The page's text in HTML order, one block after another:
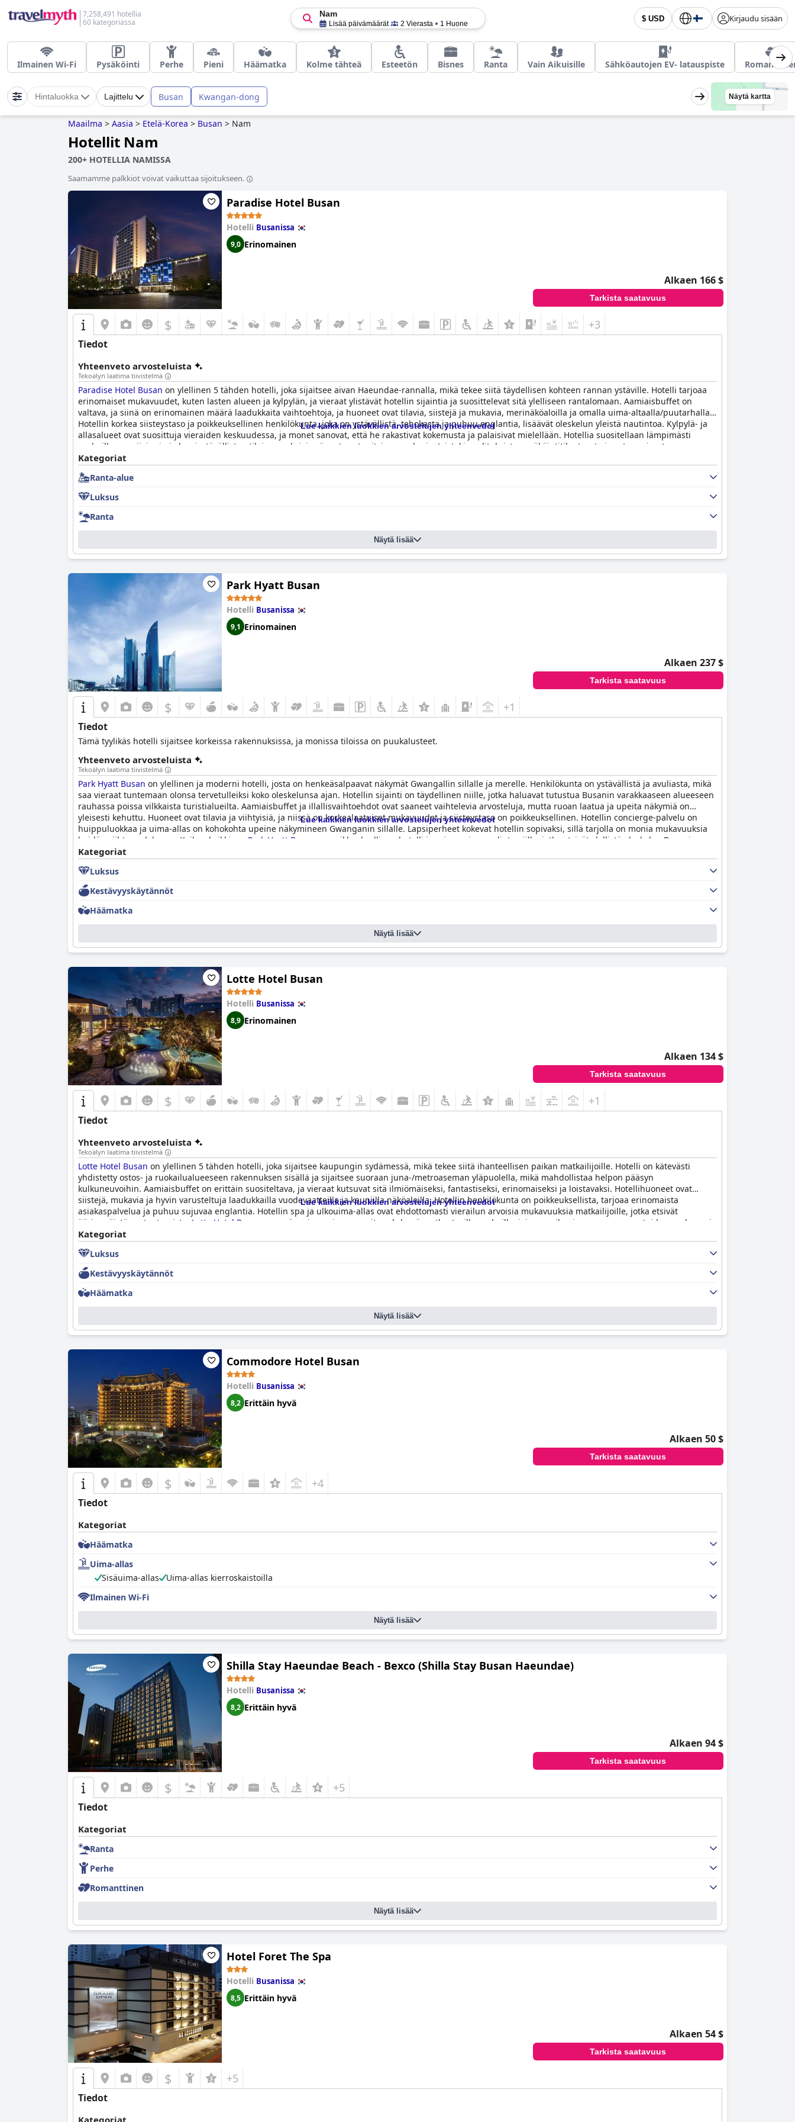
7,258,491 hotellia
60 kategoriassa
$ USD Kirjaudu sisään
Nam
Lisää päivämäärät 2 Vierasta 1 Huone
Ilmainen Wi-Fi Pysäköinti Perhe Pieni Häämatka Kolme tähteä Esteetön Bisnes Ranta Vain Aikuisille Sähköautojen EV- latauspiste
Hintaluokka Lajittelu Busan Kwangan-dong Näytä kartta
Maailma > Aasia > Etelä-Korea > Busan > Nam
Hotellit Nam
200+ HOTELLIA NAMISSA
Saamamme palkkiot voivat vaikuttaa sijoitukseen.
Paradise Hotel Busan
Hotelli Busanissa
9,0 Erinomainen
Alkaen 166 $
Tarkista saatavuus
$ +3
Tiedot
Yhteenveto arvosteluista
Tekoälyn laatima tiivistelmä
Paradise Hotel Busan on ylellinen 5 tähden hotelli, joka sijaitsee aivan Haeundae-rannalla, mikä tekee siitä täydellisen kohteen rannan ystäville. Hotelli tarjoaa
erinomaiset mukavuudet, kuten lasten alueen ja kylpylän, ja vieraat ylistävät hotellin sijaintia ja suosittelevat sitä ylelliseen rantalomaan. Aamiaisbuffet on
valtava, ja siinä on erinomainen määrä laadukkaita vaihtoehtoja, ja huoneet ovat tilavia, siistejä ja mukavia, merinäköaloilla ja omalla uima-altaalla/puutarhalla.
Hotellin korkea siisteystaso ja poikkeuksellinen henkilökunta, joka on ystävällistä, tehokasta ja puhuu englantia, lisäävät oleskelun yleistä nautintoa. Kylpylä- ja
allasalueet ovat suosittuja vieraiden keskuudessa, ja monet sanovat, että he rakastivat kokemusta ja palaisivat mielellään. Hotellia suositellaan lämpimästi
perheille sen sijainnin ja lapsiystävällisten tilojen vuoksi, ja sängyt ovat erityisen mukavia. Joistakin valituksista pysäköintitilanteesta ja satunnaisesta
työntekijöiden töykeydestä huolimatta
pariskunnille, jotka etsivät romanttista lomaa henkeäsalpaavilla näkymillä sekä rentouttavalla kylpylä- ja allasalueella.
Lue kaikkien luokkien arvostelujen yhteenvedot
Kategoriat
Ranta-alue
Luksus
Ranta
Näytä lisää
Park Hyatt Busan
Hotelli Busanissa
9,1 Erinomainen
Alkaen 237 $
Tarkista saatavuus
$ +1
Tiedot
Tämä tyylikäs hotelli sijaitsee korkeissa rakennuksissa, ja monissa tiloissa on puukalusteet.
Yhteenveto arvosteluista
Tekoälyn laatima tiivistelmä
Park Hyatt Busan on ylellinen ja moderni hotelli, josta on henkeäsalpaavat näkymät Gwangallin sillalle ja merelle. Henkilökunta on ystävällistä ja avuliasta, mikä
saa vieraat tuntemaan olonsa tervetulleiksi koko oleskelunsa ajan. Hotellin sijainti on täydellinen niille, jotka haluavat tutustua Busanin varakkaaseen alueeseen
rauhassa poissa vilkkaista turistialueilta. Aamiaisbuffet ja illallisvaihtoehdot ovat saaneet vaihtelevia arvosteluja, mutta ruoan laatua ja upeita näkymiä on
yleisesti kehuttu. Huoneet ovat tilavia ja viihtyisiä, ja niissä on korkealaatuiset mukavuudet ja siisteystaso on poikkeuksellinen. Hotellin concierge-palvelu on
huippuluokkaa ja uima-allas on kohokohta upeine näkymineen Gwanganin sillalle. Lapsiperheet kokevat hotellin sopivaksi, sillä tarjolla on monia mukavuuksia
heidän viihtyvyydekseen. Kaiken kaikkiaan Park Hyatt Busan on poikkeuksellinen hotelli ja erinomainen valinta niille, jotka etsivät ylellistä oleskelua Busanissa.
Lue kaikkien luokkien arvostelujen yhteenvedot
Kategoriat
Luksus
Kestävyyskäytännöt
Häämatka
Näytä lisää
Lotte Hotel Busan
Hotelli Busanissa
8,9 Erinomainen
Alkaen 134 $
Tarkista saatavuus
$ +1
Tiedot
Yhteenveto arvosteluista
Tekoälyn laatima tiivistelmä
Lotte Hotel Busan on ylellinen 5 tähden hotelli, joka sijaitsee kaupungin sydämessä, mikä tekee siitä ihanteellisen paikan matkailijoille. Hotelli on kätevästi
yhdistetty ostos- ja ruokailualueeseen rakennuksen sisällä ja sijaitsee suoraan juna-/metroaseman yläpuolella, mikä mahdollistaa helpon pääsyn
kulkuneuvoihin. Aamiaisbuffet on erittäin suositeltava, ja vieraat kutsuvat sitä ilmiömäiseksi, fantastiseksi, erinomaiseksi ja loistavaksi. Hotellihuoneet ovat
siistejä, mukavia ja hyvin varusteltuja laadukkailla vuodevaatteilla ja kauniilla näköaloilla. Hotellin henkilökunta on poikkeuksellista, tarjoaa erinomaista
asiakaspalvelua ja puhuu sujuvaa englantia. Hotellin spa ja ulkouima-allas ovat ehdottomasti vierailun arvoisia mukavuuksia matkailijoille, jotka etsivät
äärimmäistä rentoutumista. Lotte Hotel Busan
on myös erinomainen suositus yhdessä matkustaville perheille, joissa on ilmainen vauvanvarusteiden vuokraus ja
erinomainen asiakaspalvelu. Hotelli sijaitsee täydellisellä paikalla niille, jotka etsivät jännittävää yöelämää, ympäröitynä baareilla ja ravintoloilla. Kaiken
kaikkiaanLotte Hotel Busanon ylellinen ja elegantti hotelli, joka ylittää odotukset ja saa vieraat tuntemaan olonsa hemmotelluksi ja mukavaksi.
Lue kaikkien luokkien arvostelujen yhteenvedot
Kategoriat
Luksus
Kestävyyskäytännöt
Häämatka
Näytä lisää
Commodore Hotel Busan
Hotelli Busanissa
8,2 Erittäin hyvä
Alkaen 50 $
Tarkista saatavuus
$ +4
Tiedot
Kategoriat
Häämatka
Uima-allas
Sisäuima-allas
Uima-allas kierroskaistoilla
Ilmainen Wi-Fi
Näytä lisää
Shilla Stay Haeundae Beach - Bexco (Shilla Stay Busan Haeundae)
Hotelli Busanissa
8,2 Erittäin hyvä
Alkaen 94 $
Tarkista saatavuus
$ +5
Tiedot
Kategoriat
Ranta
Perhe
Romanttinen
Näytä lisää
Hotel Foret The Spa
Hotelli Busanissa
8,5 Erittäin hyvä
Alkaen 54 $
Tarkista saatavuus
$ +5
Tiedot
Kategoriat